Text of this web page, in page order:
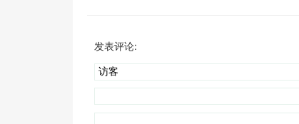
发表评论: